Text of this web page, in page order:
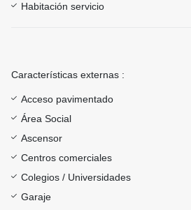
Habitación servicio
Características externas :
Acceso pavimentado
Área Social
Ascensor
Centros comerciales
Colegios / Universidades
Garaje